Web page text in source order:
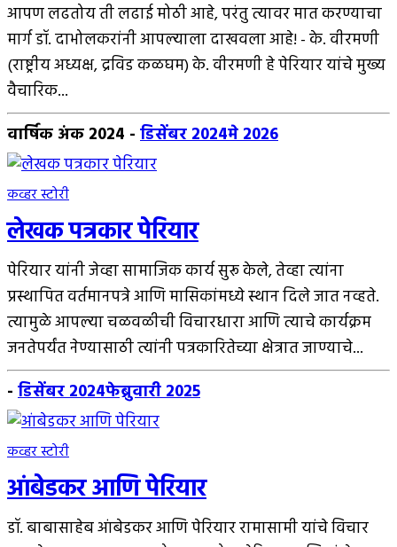
आपण लढतोय ती लढाई मोठी आहे, परंतु त्यावर मात करण्याचा
मार्ग डॉ. दाभोलकरांनी आपल्याला दाखवला आहे! - के. वीरमणी
(राष्ट्रीय अध्यक्ष, द्रविड कळघम) के. वीरमणी हे पेरियार यांचे मुख्य
वैचारिक...
वार्षिक अंक 2024 - डिसेंबर 2024मे 2026
कव्हर स्टोरी
लेखक पत्रकार पेरियार
पेरियार यांनी जेव्हा सामाजिक कार्य सुरू केले, तेव्हा त्यांना
प्रस्थापित वर्तमानपत्रे आणि मासिकांमध्ये स्थान दिले जात नव्हते.
त्यामुळे आपल्या चळवळीची विचारधारा आणि त्याचे कार्यक्रम
जनतेपर्यंत नेण्यासाठी त्यांनी पत्रकारितेच्या क्षेत्रात जाण्याचे...
- डिसेंबर 2024फेब्रुवारी 2025
कव्हर स्टोरी
आंबेडकर आणि पेरियार
डॉ. बाबासाहेब आंबेडकर आणि पेरियार रामासामी यांचे विचार